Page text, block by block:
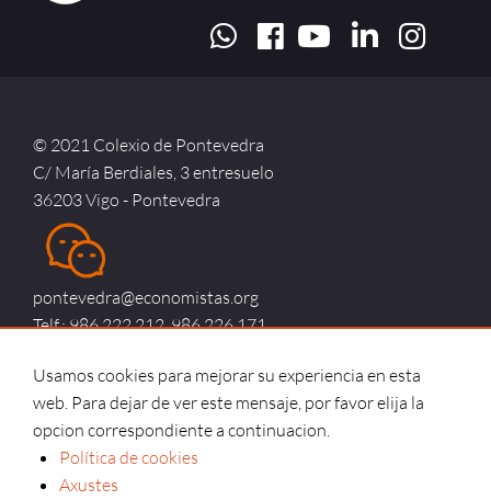
Usamos cookies para mejorar su experiencia en esta
web. Para dejar de ver este mensaje, por favor elija la
opcion correspondiente a continuacion.
Política de cookies
Axustes
© 2021 Colexio de Pontevedra
C/ María Berdiales, 3 entresuelo
36203 Vigo - Pontevedra
pontevedra@economistas.org
Telf.: 986 222 212, 986 226 171
Aviso legal |Política de privacidade | Política de cookies |
Accesibilidade |Consumidores e usuarios
Contactar |